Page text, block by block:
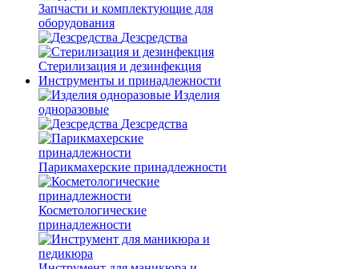
Запчасти и комплектующие для
оборудования
Дезсредства
Стерилизация и дезинфекция
Инструменты и принадлежности
Изделия
одноразовые
Дезсредства
Парикмахерские принадлежности
Косметологические
принадлежности